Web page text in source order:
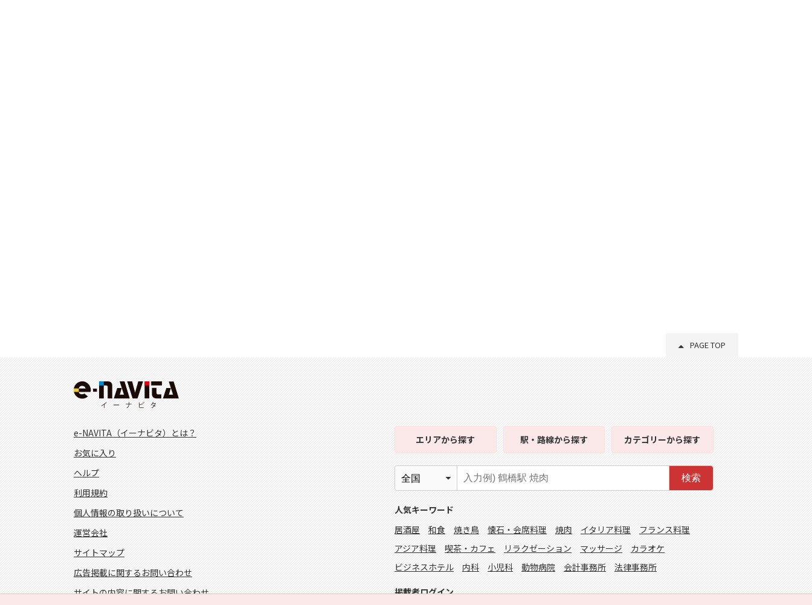
PAGE TOP
e-NAVITA（イーナビタ）とは？
お気に入り
ヘルプ
利用規約
個人情報の取り扱いについて
運営会社
サイトマップ
広告掲載に関するお問い合わせ
サイトの内容に関するお問い合わせ
エリアから探す 駅・路線から探す カテゴリーから探す
検索
人気キーワード
居酒屋
和食 焼き鳥 懐石・会席料理 焼肉 イタリア料理
フランス料理
アジア料理
喫茶・カフェ リラクゼーション マッサージ
カラオケ
ビジネスホテル
内科 小児科 動物病院 会計事務所 法律事務所
掲載者ログイン